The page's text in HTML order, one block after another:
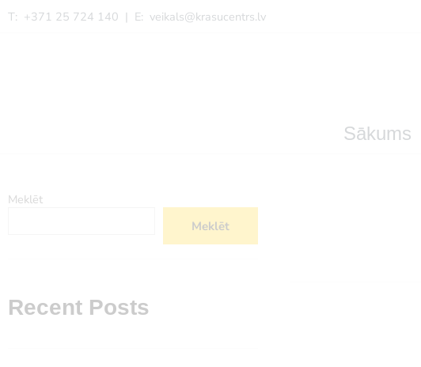
T: +371 25 724 140 | E: veikals@krasucentrs.lv
Sākums
Meklēt
Meklēt
Recent Posts